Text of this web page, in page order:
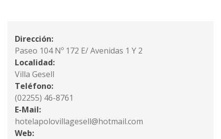
Dirección:
Paseo 104 Nº 172 E/ Avenidas 1 Y 2
Localidad:
Villa Gesell
Teléfono:
(02255) 46-8761
E-Mail:
hotelapolovillagesell@hotmail.com
Web: